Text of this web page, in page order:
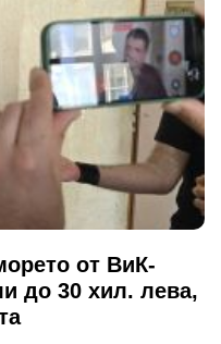
от ВиК-
до 30 хил. лева,